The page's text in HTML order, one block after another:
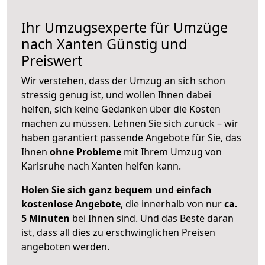
Ihr Umzugsexperte für Umzüge
nach Xanten Günstig und
Preiswert
Wir verstehen, dass der Umzug an sich schon
stressig genug ist, und wollen Ihnen dabei
helfen, sich keine Gedanken über die Kosten
machen zu müssen. Lehnen Sie sich zurück – wir
haben garantiert passende Angebote für Sie, das
Ihnen ohne Probleme mit Ihrem Umzug von
Karlsruhe nach Xanten helfen kann.
Holen Sie sich ganz bequem und einfach
kostenlose Angebote, die innerhalb von nurca.
5 Minuten bei Ihnen sind. Und das Beste daran
ist, dass all dies zu erschwinglichen Preisen
angeboten werden.